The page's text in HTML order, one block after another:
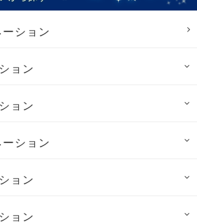
ション
ョン
ョン
ション
ョン
ョン